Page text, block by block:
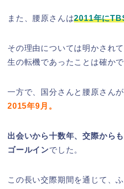
また、腰原さんは2011年に
その理由については明かされ
生の転機であったことは確かで
一方で、国分さんと腰原さん
2015年9月。
出会いから十数年、交際から
ゴールインでした。
この長い交際期間を通じて、